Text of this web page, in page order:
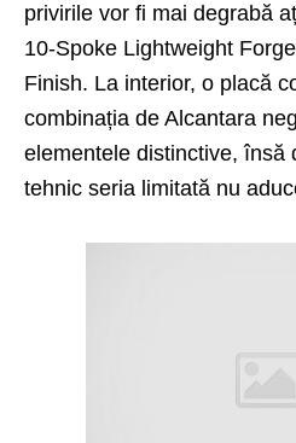
privirile vor fi mai degrabă
10-Spoke Lightweight
Finish. La interior, o placă
combinația de Alcantara
elementele distinctive, însă
tehnic seria limitată nu